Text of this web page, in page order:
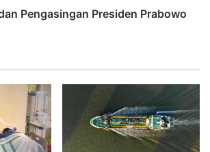
Pengasingan Presiden Prabowo